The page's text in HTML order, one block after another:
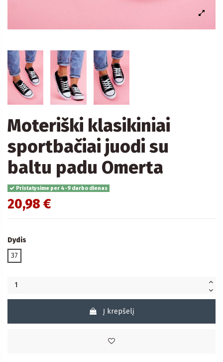
Moteriški klasikiniai
sportbačiai juodi su
baltu padu Omerta
Pristatysime per 4-9 darbo dienas
20,98 €
Dydis
37
Į krepšelį